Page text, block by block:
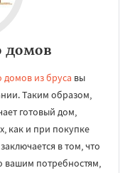
домов
домов из бруса вы
Таким образом,
готовый дом,
как и при покупке
в том, что
вашим потребностям,